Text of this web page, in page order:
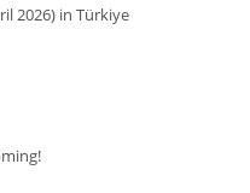
2026) in Türkiye